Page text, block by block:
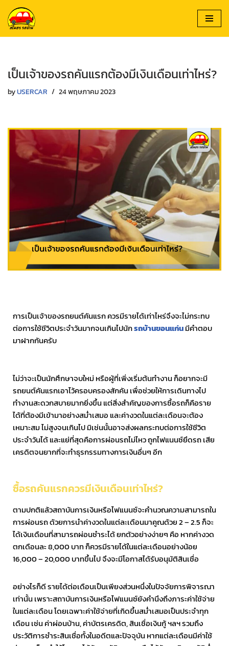
Skip
to
เป็นเจ้าของรถคันแรกต้องมีเงินเดือนเท่าไหร่?
byUSERCAR 24 พฤษภาคม 2023
การเป็นเจ้าของรถยนต์คันแรก ควรมีรายได้เท่าไหร่จึงจะไม่กระทบ
ต่อการใช้ชีวิตประจำวันมากจนเกินไปนักรถบ้านขอนแก่นมีคำตอบ
มาฝากกันครับ
ไม่ว่าจะเป็นนักศึกษาจบใหม่ หรือผู้ที่เพิ่งเริ่มต้นทำงาน ก็อยากจะมี
รถยนต์คันแรกเอาไว้ครอบครองสักคัน เพื่อช่วยให้การเดินทางไป
ทำงานสะดวกสบายมากยิ่งขึ้น แต่สิ่งสำคัญของการซื้อรถก็คือราย
ได้ที่ต้องมีเข้ามาอย่างสม่ำเสมอ และค่างวดในแต่ละเดือนจะต้อง
เหมาะสม ไม่สูงจนเกินไป มิเช่นนั้นอาจส่งผลกระทบต่อการใช้ชีวิต
ประจำวันได้ และแย่ที่สุดคือการผ่อนรถไม่ไหว ถูกไฟแนนซ์ยึดรถ เสีย
เครดิตจนยากที่จะทำธุรกรรมทางการเงินอื่นๆ อีก
ซื้อรถคันแรกควรมีเงินเดือนเท่าไหร่?
ตามปกติแล้วสถาบันการเงินหรือไฟแนนซ์จะคำนวณความสามารถใน
การผ่อนรถ ด้วยการนำค่างวดในแต่ละเดือนมาคูณด้วย 2 – 2.5 ก็จะ
ได้เงินเดือนที่สามารถผ่อนชำระได้ ยกตัวอย่างง่ายๆ คือ หากค่างวด
ตกเดือนละ 8,000 บาท ก็ควรมีรายได้ในแต่ละเดือนอย่างน้อย
16,000 – 20,000 บาทขึ้นไป จึงจะมีโอกาสได้รับอนุมัติสินเชื่อ
อย่างไรก็ดี รายได้ต่อเดือนเป็นเพียงส่วนหนึ่งในปัจจัยการพิจารณา
เท่านั้น เพราะสถาบันการเงินหรือไฟแนนซ์ยังคำนึงถึงภาระค่าใช้จ่าย
ในแต่ละเดือน โดยเฉพาะค่าใช้จ่ายที่เกิดขึ้นสม่ำเสมอเป็นประจำทุก
เดือน เช่น ค่าผ่อนบ้าน, ค่าบัตรเครดิต, สินเชื่อเงินกู้ ฯลฯ รวมถึง
ประวัติการชำระสินเชื่อทั้งในอดีตและปัจจุบัน หากแต่ละเดือนมีค่าใช้